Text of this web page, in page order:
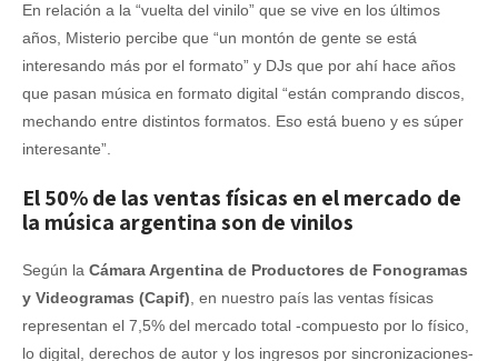
En relación a la “vuelta del vinilo” que se vive en los últimos
años, Misterio percibe que “un montón de gente se está
interesando más por el formato” y DJs que por ahí hace años
que pasan música en formato digital “están comprando discos,
mechando entre distintos formatos. Eso está bueno y es súper
interesante”.
El 50% de las ventas físicas en el mercado de
la música argentina son de vinilos
Según la Cámara Argentina de Productores de Fonogramas
y Videogramas (Capif) , en nuestro país las ventas físicas
representan el 7,5% del mercado total -compuesto por lo físico,
lo digital, derechos de autor y los ingresos por sincronizaciones-